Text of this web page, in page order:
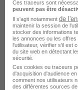
Ces traceurs sont
peuvent pas être
Il s'agit notamment de
maintenir la session de
stocker des informations
les annonces ou les
l'utilisateur, vérifier s'il est
du site web en détectant
sécurité.
Ces cookies ou traceurs
d'acquisition d'audience
comment nos utilisateurs
des différentes sources de